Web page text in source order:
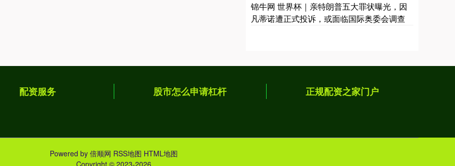
锦牛网 世界杯｜亲特朗普五大罪状曝光，因
凡蒂诺遭正式投诉，或面临国际奥委会调查
配资服务 股市怎么申请杠杆 正规配资之家门户
Powered by 倍顺网 RSS地图 HTML地图